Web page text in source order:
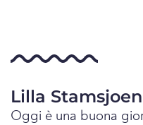
Lilla
Oggi è una buona